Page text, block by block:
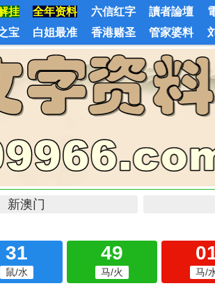
挂 全年资料 六信红字 讀者論壇
宝 白姐最准 香港赌圣 管家婆料